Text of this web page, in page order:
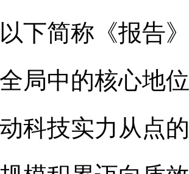
下简称《报告
局中的核心地
科技实力从点